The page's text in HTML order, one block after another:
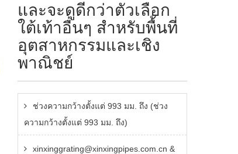
และจะดูดีกว่าตัวเลือก
ใต้เท้าอื่นๆ สำหรับพื้นที่
อุตสาหกรรมและเชิง
พาณิชย์
ช่วงความกว้างตั้งแต่ 993 มม. ถึง (ช่วง
ความกว้างตั้งแต่ 993 มม. ถึง)
xinxinggrating@xinxingpipes.com.cn &